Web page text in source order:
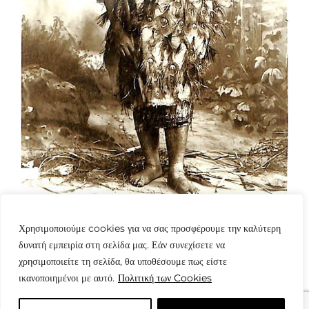
Χρησιμοποιούμε cookies για να σας προσφέρουμε την καλύτερη
δυνατή εμπειρία στη σελίδα μας. Εάν συνεχίσετε να
χρησιμοποιείτε τη σελίδα, θα υποθέσουμε πως είστε
ικανοποιημένοι με αυτό. Πολιτική των Cookies